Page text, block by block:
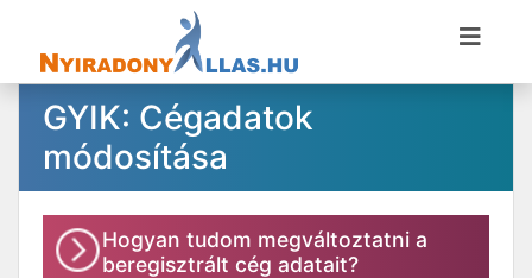
GYIK: Cégadatok
módosítása
Hogyan tudom megváltoztatni a
beregisztrált cég adatait?